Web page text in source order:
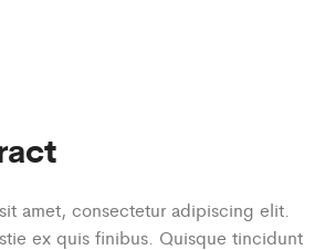
amet, consectetur adipiscing elit.
ex quis finibus. Quisque tincidunt